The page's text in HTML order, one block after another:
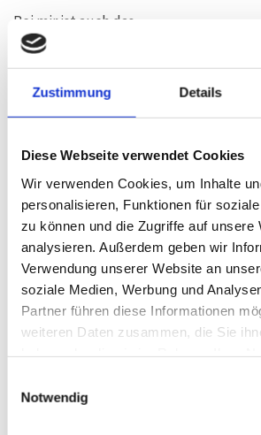
Zustimmung Details
Diese Webseite verwendet Cookies
Wir verwenden Cookies, um Inhalte
personalisieren, Funktionen für
zu können und die Zugriffe auf unsere
analysieren. Außerdem geben wir
Verwendung unserer Website an
soziale Medien, Werbung und
Partner führen diese Informationen
weiteren Daten zusammen, die Sie
Notwendig
Bei mir ist auch das
Schlafsystem ProNatura
erhältlich. Ein 100% natürliches
und sehr flexibles Schalfsystem
aus Österreich. Vereinbaren Sie
Beratung und zum probeliegen.
Während meiner über 25-
jährigen Selbständigkeit habe
ich bereits mehr als 15 Lehrlinge
ausgebildet.